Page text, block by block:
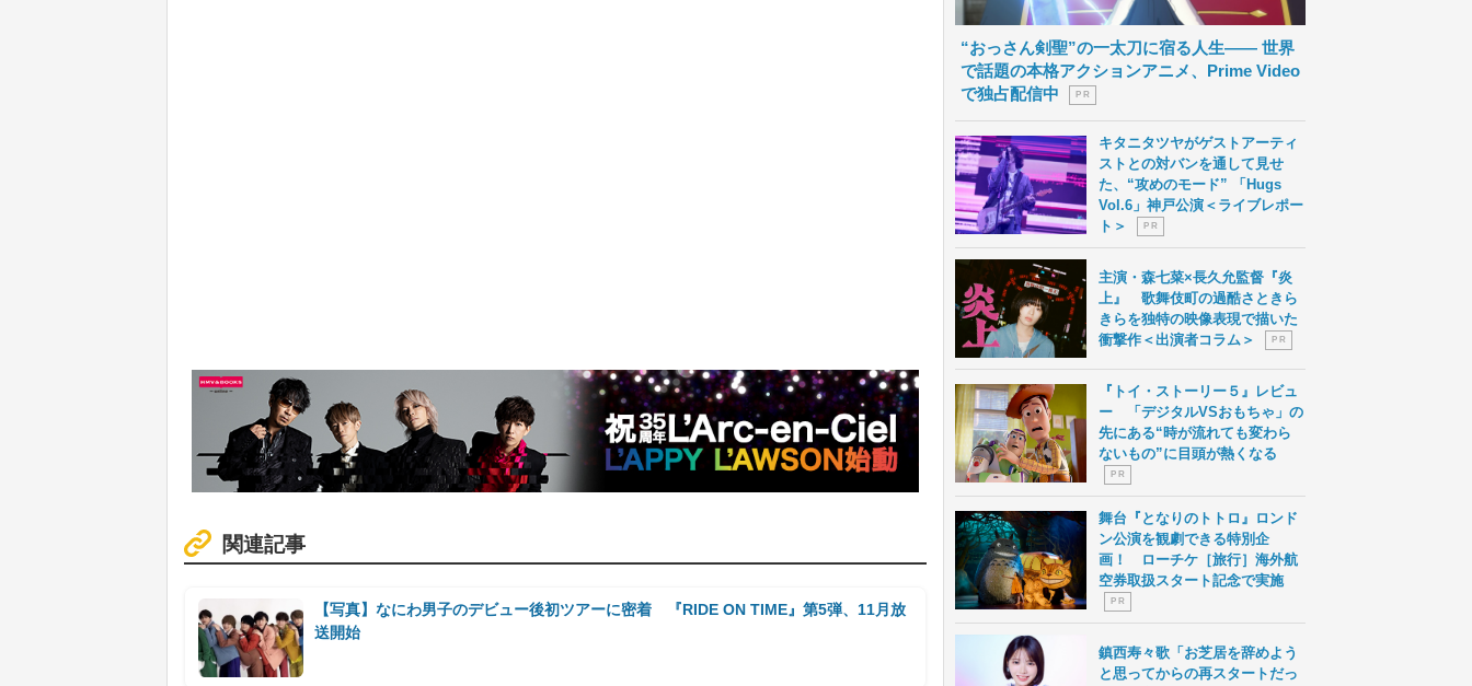
関連記事
【写真】なにわ男子のデビュー後初ツアーに密着 『RIDE ON TIME』第5弾、11月放
送開始
“おっさん剣聖”の一太刀に宿る人生―― 世界
で話題の本格アクションアニメ、Prime Video
で独占配信中
P R
キタニタツヤがゲストアーティ
ストとの対バンを通して見せ
た、“攻めのモード” 「Hugs
Vol.6」神戸公演＜ライブレポー
ト＞
P R
主演・森七菜×長久允監督『炎
上』 歌舞伎町の過酷さときら
きらを独特の映像表現で描いた
衝撃作＜出演者コラム＞
P R
『トイ・ストーリー５』レビュ
ー 「デジタルVSおもちゃ」の
先にある“時が流れても変わら
ないもの”に目頭が熱くなる
P R
舞台『となりのトトロ』ロンド
ン公演を観劇できる特別企
画！ ローチケ［旅行］海外航
空券取扱スタート記念で実施
P R
鎮西寿々歌「お芝居を辞めよう
と思ってからの再スタートだっ